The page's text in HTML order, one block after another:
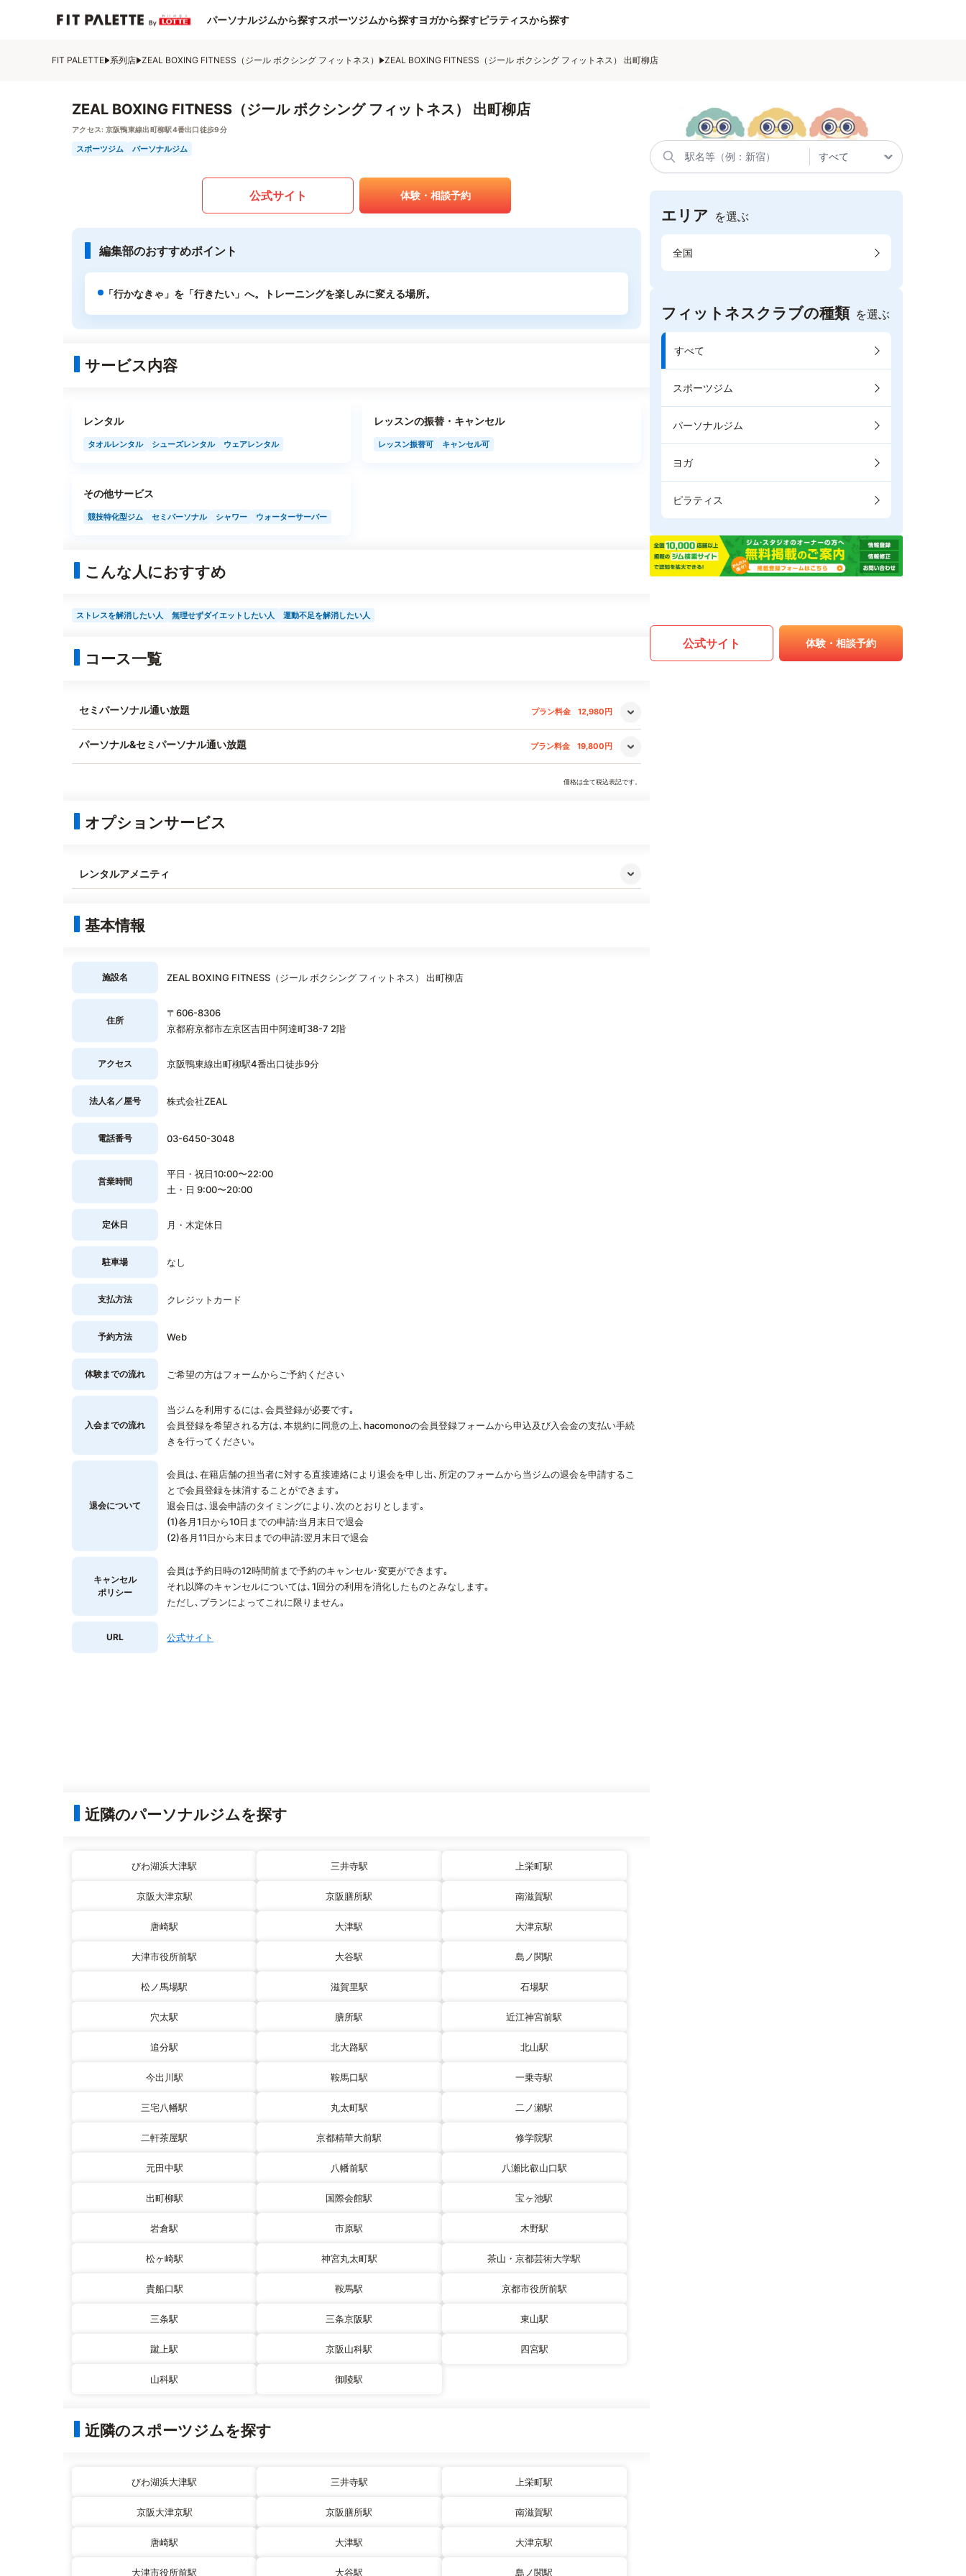
パーソナルジムから探すスポーツジムから探すヨガから探すピラティスから探す
FIT PALETTE 系列店 ZEAL BOXING FITNESS（ジール ボクシング フィットネス） ZEAL BOXING FITNESS（ジール ボクシング フィットネス） 出町柳店
ZEAL BOXING FITNESS（ジール ボクシング フィットネス） 出町柳店
アクセス: 京阪鴨東線出町柳駅4番出口徒歩9分
スポーツジム パーソナルジム
公式サイト 体験・相談予約
編集部のおすすめポイント
「行かなきゃ」を「行きたい」へ。トレーニングを楽しみに変える場所。
サービス内容
レンタル
タオルレンタル シューズレンタル ウェアレンタル
レッスンの振替・キャンセル
レッスン振替可 キャンセル可
その他サービス
競技特化型ジム セミパーソナル シャワー ウォーターサーバー
こんな人におすすめ
ストレスを解消したい人 無理せずダイエットしたい人 運動不足を解消したい人
コース一覧
セミパーソナル通い放題 プラン料金 12,980円
パーソナル&セミパーソナル通い放題 プラン料金 19,800円
価格は全て税込表記です。
オプションサービス
レンタルアメニティ
基本情報
施設名 ZEAL BOXING FITNESS（ジール ボクシング フィットネス） 出町柳店
住所
〒606-8306
京都府京都市左京区吉田中阿達町38-7 2階
アクセス 京阪鴨東線出町柳駅4番出口徒歩9分
法人名／屋号 株式会社ZEAL
電話番号 03-6450-3048
営業時間
平日・祝日10:00〜22:00
土・日 9:00〜20:00
定休日 月・木定休日
駐車場 なし
支払方法 クレジットカード
予約方法 Web
体験までの流れ ご希望の方はフォームからご予約ください
入会までの流れ
当ジムを利用するには､会員登録が必要です｡
会員登録を希望される方は､本規約に同意の上､hacomonoの会員登録フォームから申込及び入会金の支払い手続
きを行ってください｡
退会について
会員は､在籍店舗の担当者に対する直接連絡により退会を申し出､所定のフォームから当ジムの退会を申請するこ
とで会員登録を抹消することができます｡
退会日は､退会申請のタイミングにより､次のとおりとします｡
(1)各月1日から10日までの申請:当月末日で退会
(2)各月11日から末日までの申請:翌月末日で退会
キャンセル
ポリシー
会員は予約日時の12時間前まで予約のキャンセル･変更ができます｡
それ以降のキャンセルについては､1回分の利用を消化したものとみなします｡
ただし､プランによってこれに限りません｡
URL 公式サイト
近隣のパーソナルジムを探す
びわ湖浜大津駅 三井寺駅 上栄町駅
京阪大津京駅 京阪膳所駅 南滋賀駅
唐崎駅 大津駅 大津京駅
大津市役所前駅 大谷駅 島ノ関駅
松ノ馬場駅 滋賀里駅 石場駅
穴太駅 膳所駅 近江神宮前駅
追分駅 北大路駅 北山駅
今出川駅 鞍馬口駅 一乗寺駅
三宅八幡駅 丸太町駅 二ノ瀬駅
二軒茶屋駅 京都精華大前駅 修学院駅
元田中駅 八幡前駅 八瀬比叡山口駅
出町柳駅 国際会館駅 宝ヶ池駅
岩倉駅 市原駅 木野駅
松ヶ崎駅 神宮丸太町駅 茶山・京都芸術大学駅
貴船口駅 鞍馬駅 京都市役所前駅
三条駅 三条京阪駅 東山駅
蹴上駅 京阪山科駅 四宮駅
山科駅 御陵駅
近隣のスポーツジムを探す
びわ湖浜大津駅 三井寺駅 上栄町駅
京阪大津京駅 京阪膳所駅 南滋賀駅
唐崎駅 大津駅 大津京駅
大津市役所前駅 大谷駅 島ノ関駅
エリア を選ぶ
全国
フィットネスクラブの種類 を選ぶ
すべて
スポーツジム
パーソナルジム
ヨガ
ピラティス
公式サイト 体験・相談予約